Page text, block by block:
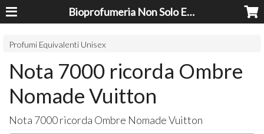
Bioprofumeria Non Solo Essenze
Profumi Equivalenti Unisex
Nota 7000 ricorda Ombre
Nomade Vuitton
Nota 7000 ricorda Ombre Nomade Vuitton